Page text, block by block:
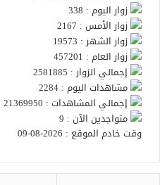
زوار اليوم : 338
زوار الأمس : 2167
زوار الشهر : 19573
زوار العام : 457201
إجمالي الزوار : 2581885
مشاهدات اليوم : 2284
إجمالي المشاهدات : 21369950
متواجدين الآن : 9
وقت خادم الموقع : 2026-08-09